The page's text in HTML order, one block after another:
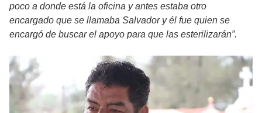
poco a donde está la oficina y antes estaba otro
encargado que se llamaba Salvador y él fue quien se
encargó de buscar el apoyo para que las esterilizarán”.